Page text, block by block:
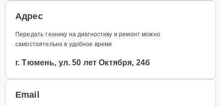
Адрес
Передать технику на диагностику и ремонт можно
самостоятельно в удобное время
г. Тюмень, ул. 50 лет Октября, 24б
Email